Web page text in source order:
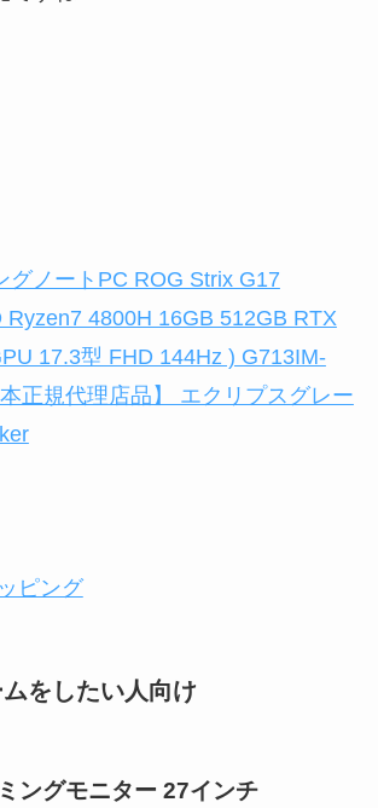
グノートPC ROG Strix G17
Ryzen7 4800H 16GB 512GB RTX
17.3型 FHD 144Hz ) G713IM-
正規代理店品】 エクリプスグレー
ピング
をしたい人向け
ングモニター 27インチ